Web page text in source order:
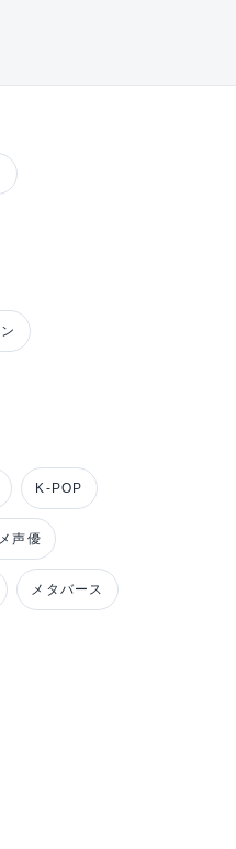
K-POP
声優
メタバース